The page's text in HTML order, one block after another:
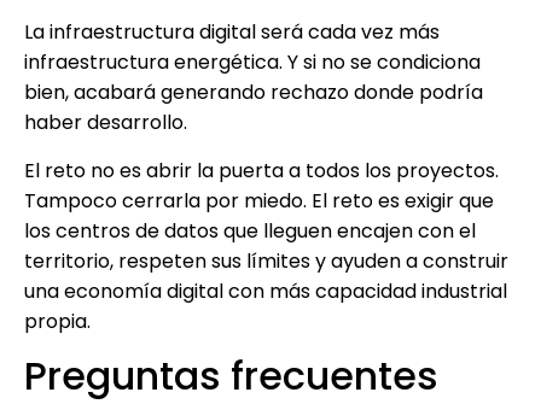
La infraestructura digital será cada vez más
infraestructura energética. Y si no se condiciona
bien, acabará generando rechazo donde podría
haber desarrollo.
El reto no es abrir la puerta a todos los proyectos.
Tampoco cerrarla por miedo. El reto es exigir que
los centros de datos que lleguen encajen con el
territorio, respeten sus límites y ayuden a construir
una economía digital con más capacidad industrial
propia.
Preguntas frecuentes